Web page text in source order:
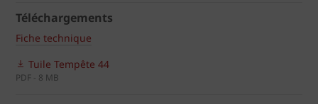
Téléchargements
Fiche technique
Tuile Tempête 44
PDF - 8 MB